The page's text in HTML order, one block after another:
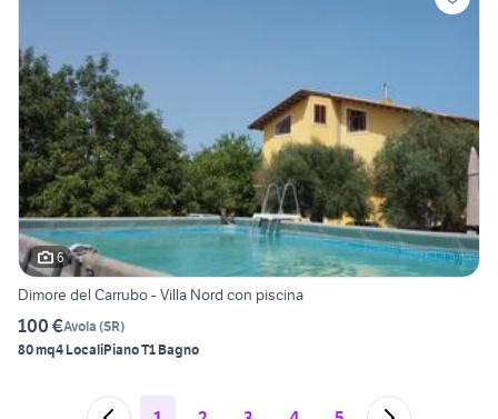
6
Dimore del Carrubo - Villa Nord con piscina
100 €Avola (SR)
80 mq4 LocaliPiano T1 Bagno